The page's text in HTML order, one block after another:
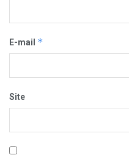
E-mail *
Site